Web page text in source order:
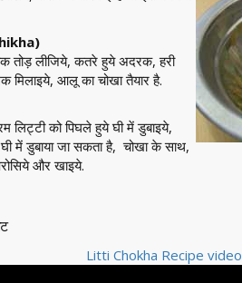
तोड़ लीजिये, कतरे हुये अदरक, हरी
मिलाइये, आलू का चोखा तैयार है.
लिट्टी को पिघले हुये घी में डुबाइये,
में डुबाया जा सकता है, चोखा के साथ,
और खाइये.
Litti Chokha Recipe video